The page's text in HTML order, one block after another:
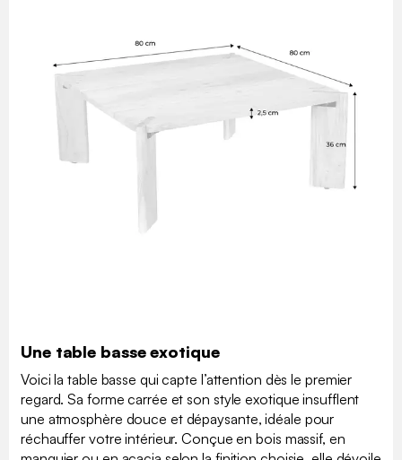
Une table basse exotique
Voici la table basse qui capte l’attention dès le premier
regard. Sa forme carrée et son style exotique insufflent
une atmosphère douce et dépaysante, idéale pour
réchauffer votre intérieur. Conçue en bois massif, en